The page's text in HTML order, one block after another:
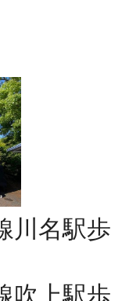
川名駅歩
吹上駅歩